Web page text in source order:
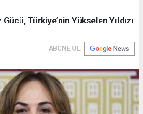
Türkiye’nin Yükselen Yıldızı
ABONE OL